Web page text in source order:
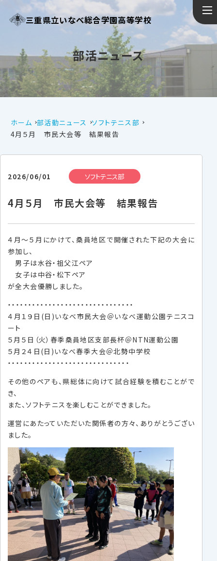
三重県立いなべ総合学園高等学校
部活ニュース
ホーム 部活動ニュース ソフトテニス部
4月５月 市民大会等 結果報告
2026/06/01 ソフトテニス部
4月５月 市民大会等 結果報告
４月～５月にかけて、桑員地区で開催された下記の大会に
参加し、
男子は水谷・祖父江ペア
女子は中谷・松下ペア
が全大会優勝しました。
・・・・・・・・・・・・・・・・・・・・・・・・・・・・・・・
４月１９日(日)いなべ市民大会＠いなべ運動公園テニスコ
ート
５月５日（火）春季桑員地区支部長杯＠NTN運動公園
５月２４日(日)いなべ春季大会＠北勢中学校
・・・・・・・・・・・・・・・・・・・・・・・・・・・・・・
その他のペアも、県総体に向けて試合経験を積むことがで
き、
また、ソフトテニスを楽しむことができました。
運営にあたっていただいた関係者の方々、ありがとうござい
ました。